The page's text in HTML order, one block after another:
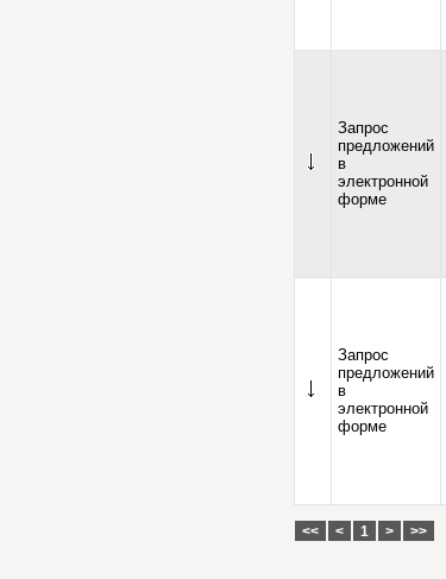
Запрос
предложений
в
электронной
форме
Запрос
предложений
в
электронной
форме
<< < 1 > >>